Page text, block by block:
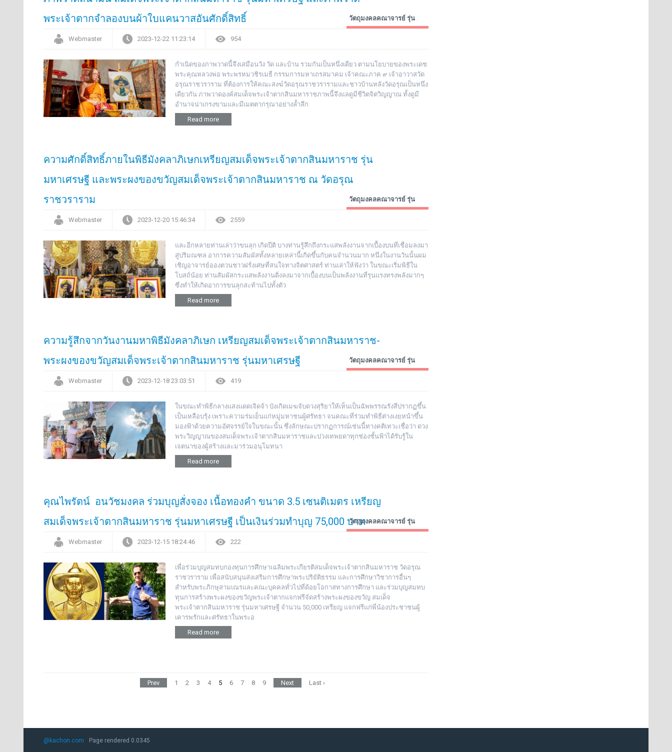
พระเจ้าตากจำลองบนผ้าใบแคนวาสอันศักดิ์สิทธิ์
วัตถุมงคลคณาจารย์ รุ่น
Webmaster 2023-12-22 11:23:14 954
กำเนิดของภาพวาดนี้จึงเสมือนวัง วัด และบ้าน รวมกันเป็นหนึ่งเดียว ตามนโยบายของพระเดช
พระคุณหลวงพ่อ พระพรหมวชิรเมธี กรรมการมหาเถรสมาคม เจ้าคณะภาค ๙ เจ้าอาวาสวัด
อรุณราชวราราม ที่ต้องการให้คณะสงฆ์วัดอรุณราชวรารามและชาวบ้านหลังวัดอรุณเป็นหนึ่ง
เดียวกัน ภาพวาดองค์สมเด็จพระเจ้าตากสินมหาราชภาพนี้จึงแลดูมีชีวิตจิตวิญญาณ ทั้งดูมี
อำนาจน่าเกรงขามและมีเมตตากรุณาอย่างล้ำลึก
Read more
ความศักดิ์สิทธิ์ภายในพิธีมังคลาภิเษกเหรียญสมเด็จพระเจ้าตากสินมหาราช รุ่น
มหาเศรษฐี และพระผงของขวัญสมเด็จพระเจ้าตากสินมหาราช ณ วัดอรุณ
ราชวราราม
วัตถุมงคลคณาจารย์ รุ่น
Webmaster 2023-12-20 15:46:34 2559
และอีกหลายท่านเล่าว่าขนลุก เกิดปีติ บางท่านรู้สึกถึงกระแสพลังงานจากเบื้องบนที่เชื่อมลงมา
สู่ปริมณฑล อาการความสัมผัสทั้งหลายเหล่านี้เกิดขึ้นกับคนจำนวนมาก หนึ่งในงานวันนั้นผม
เชิญอาจารย์อองตวนชาวฝรั่งเศษที่สนใจทางจิตศาสตร์ ท่านเล่าให้ฟังว่า ในขณะเริ่มพิธีใน
โบสถ์น้อย ท่านสัมผัสกระแสพลังงานดิ่งลงมาจากเบื้องบนเป็นพลังงานที่รุนแรงทรงพลังมากๆ
ซึ่งทำให้เกิดอาการขนลุกสะท้านไปทั้งตัว
Read more
ความรู้สึกจากวันงานมหาพิธีมังคลาภิเษก เหรียญสมเด็จพระเจ้าตากสินมหาราช-
พระผงของขวัญสมเด็จพระเจ้าตากสินมหาราช รุ่นมหาเศรษฐี
วัตถุมงคลคณาจารย์ รุ่น
Webmaster 2023-12-18 23:03:51 419
ในขณะทำพิธีกลางแสงแดดเจิดจ้า บังเกิดเมฆจับดวงสุริยาให้เห็นเป็นฉัพพรรณรังสีปรากฏขึ้น
เป็นเหลือบรุ้ง เพราะความร่มเย็นแก่หมู่มหาชนผู้ศรัทธา จนคณะที่ร่วมทำพิธีต่างเงยหน้าขึ้น
มองฟ้าด้วยความอัศจรรย์ใจในขณะนั้น ซึ่งลักษณะปรากฏการณ์เช่นนี้ทางคติเทวะเชื่อว่า ดวง
พระวิญญาณของสมเด็จพระเจ้าตากสินมหาราชและปวงเทพยดาทุกช่องชั้นฟ้าได้รับรู้ใน
เจตนาของผู้สร้างและมาร่วมอนุโมทนา
Read more
คุณไพรัตน์ อนวัชมงคล ร่วมบุญสั่งจอง เนื้อทองคำ ขนาด 3.5 เซนติเมตร เหรียญ
สมเด็จพระเจ้าตากสินมหาราช รุ่นมหาเศรษฐี เป็นเงินร่วมทำบุญ 75,000 บาทวัตถุมงคลคณาจารย์ รุ่น
Webmaster 2023-12-15 18:24:46 222
เพื่อร่วมบุญสมทบกองทุนการศึกษาเฉลิมพระเกียรติสมเด็จพระเจ้าตากสินมหาราช วัดอรุณ
ราชวราราม เพื่อสนับสนุนส่งเสริมการศึกษาพระปริยัติธรรม และการศึกษาวิชาการอื่นๆ
สำหรับพระภิกษุสามเณรและคณะบุคคลทั่วไปที่ด้อยโอกาสทางการศึกษา และร่วมบุญสมทบ
ทุนการสร้างพระผงของขวัญพระเจ้าตากแจกฟรีจัดสร้างพระผงของขวัญ สมเด็จ
พระเจ้าตากสินมหาราช รุ่นมหาเศรษฐี จำนวน 50,000 เหรียญ แจกฟรีแก่พี่น้องประชาชนผู้
เคารพรักและศรัทธาในพระอ
Read more
Prev 1 2 3 4 5 6 7 8 9 Next Last ›
@kachon.com Page rendered 0.0345